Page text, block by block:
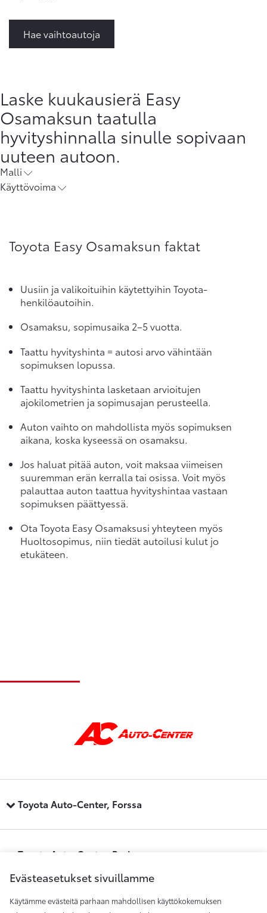
Hae vaihtoautoja
Laske kuukausierä Easy
Osamaksun taatulla
hyvityshinnalla sinulle sopivaan
uuteen autoon.
Malli
Käyttövoima
Toyota Easy Osamaksun faktat
Uusiin ja valikoituihin käytettyihin Toyota-
henkilöautoihin.
Osamaksu, sopimusaika 2–5 vuotta.
Taattu hyvityshinta = autosi arvo vähintään
sopimuksen lopussa.
Taattu hyvityshinta lasketaan arvioitujen
ajokilometrien ja sopimusajan perusteella.
Auton vaihto on mahdollista myös sopimuksen
aikana, koska kyseessä on osamaksu.
Jos haluat pitää auton, voit maksaa viimeisen
suuremman erän kerralla tai osissa. Voit myös
palauttaa auton taattua hyvityshintaa vastaan
sopimuksen päättyessä.
Ota Toyota Easy Osamaksusi yhteyteen myös
Huoltosopimus, niin tiedät autoilusi kulut jo
etukäteen.
Toyota Auto-Center, Forssa
Toyota Auto-Center, Pori
Toyota Auto-Center, Raisio
Evästeasetukset sivuillamme
Käytämme evästeitä parhaan mahdollisen käyttökokemuksen